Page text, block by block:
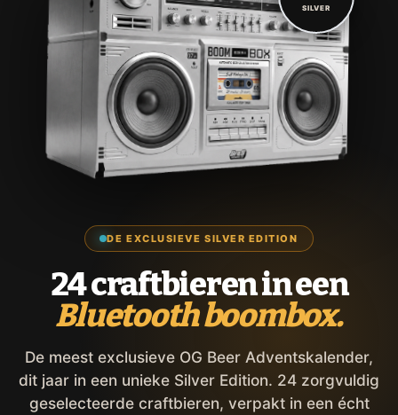
DE EXCLUSIEVE SILVER EDITION
24 craftbieren in een
Bluetooth boombox.
De meest exclusieve OG Beer Adventskalender,
dit jaar in een unieke Silver Edition. 24 zorgvuldig
geselecteerde craftbieren, verpakt in een écht
SILVER